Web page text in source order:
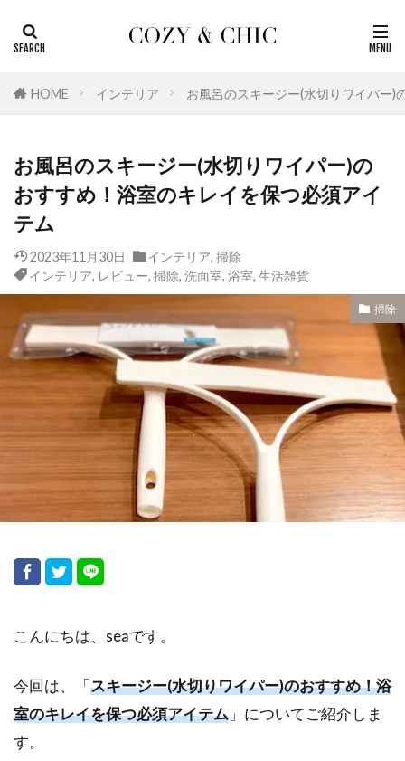
HOME インテリア お風呂のスキージー(水切りワイパー)
お風呂のスキージー(水切りワイパー)の
おすすめ！浴室のキレイを保つ必須アイ
テム
2023年11月30日 インテリア, 掃除
インテリア, レビュー, 掃除, 洗面室, 浴室, 生活雑貨
掃除
こんにちは、seaです。
今回は、「スキージー(水切りワイパー)のおすすめ！浴
室のキレイを保つ必須アイテム 」についてご紹介しま
す。
カテゴリー
おしゃれ 北欧 生活雑貨
無印良品
浴室
洗面室 掃除
家電
レビュー
おすすめ
リビング
リノベーションの基本
リノベーション
マニュアル
トラベル
トイレ
ダイエット
キッチン
インテリア
アメリカ
検索